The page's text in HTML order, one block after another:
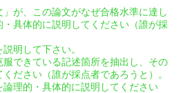
が、この論文がなぜ合格水準に達し
具体的に説明してください（誰が採
明して下さい。
服できている記述箇所を抽出し、その
ださい（誰が採点者であろうと）。
理的・具体的に説明してください